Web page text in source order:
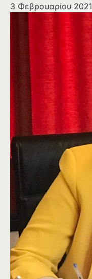
3 Φεβρουαρίου 2021